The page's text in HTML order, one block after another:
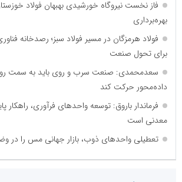
فاز نخست نیروگاه خورشیدی بهبهان فولاد
بهره‌برداری
فولاد هرمزگان در مسیر فولاد سبز؛ رصدخانه
برای تحول صنعت
سعدمحمدی: صنعت سرب و روی باید به سمت
داده‌محور حرکت کند
فرماندار باروق: توسعه واحدهای فرآوری، راهکار
معدنی است
تعطیلی واحدهای ذوب، بازار جهانی مس را در